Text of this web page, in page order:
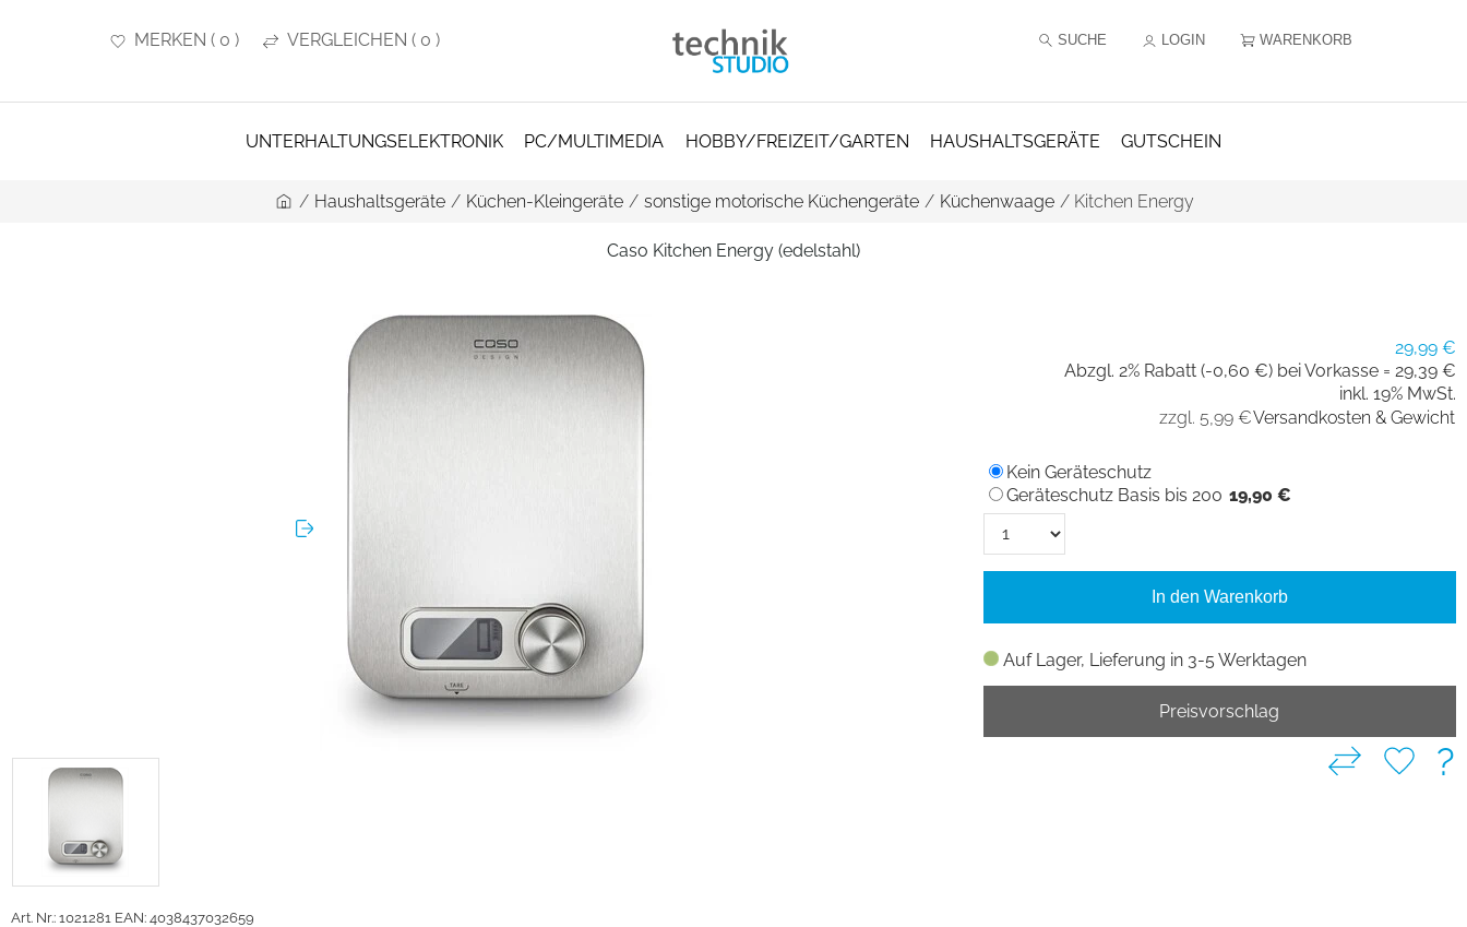
MERKEN ( 0 ) VERGLEICHEN ( 0 ) SUCHE LOGIN WARENKORB
UNTERHALTUNGSELEKTRONIK PC/MULTIMEDIA HOBBY/FREIZEIT/GARTEN HAUSHALTSGERÄTE GUTSCHEIN
/ Haushaltsgeräte / Küchen-Kleingeräte / sonstige motorische Küchengeräte / Küchenwaage / Kitchen Energy
Caso Kitchen Energy (edelstahl)
Art. Nr.: 1021281 EAN: 4038437032659
29,99 €
Abzgl. 2% Rabatt (-0,60 €) bei Vorkasse = 29,39 €
inkl. 19% MwSt.
zzgl. 5,99 €Versandkosten & Gewicht
Auf Lager, Lieferung in 3-5 Werktagen
Kein Geräteschutz
Geräteschutz Basis bis 200 19,90 €
In den Warenkorb
Preisvorschlag
?